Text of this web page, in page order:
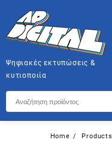
content
Ψηφιακές εκτυπώσεις &
κυτιοποιία
Home Products